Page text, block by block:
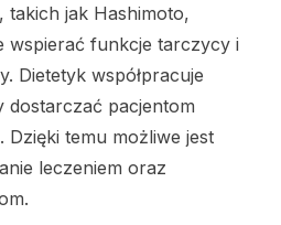
jak Hashimoto,
wspierać funkcje tarczycy i
Dietetyk współpracuje
dostarczać pacjentom
temu możliwe jest
leczeniem oraz